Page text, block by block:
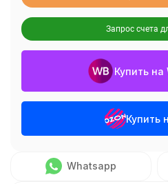
Запрос счета
Купить на
Купить
Whatsapp